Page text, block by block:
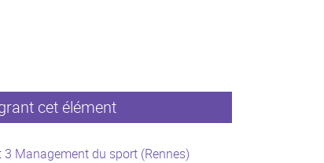
cet élément
3 Management du sport (Rennes)